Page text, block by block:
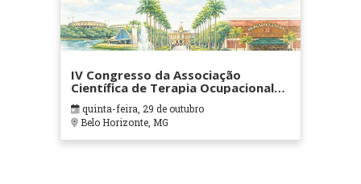
IV Congresso da Associação
Científica de Terapia Ocupacional
em Contextos Hospitalares e
Cuidados Paliativos - ATOHOSP
quinta-feira, 29 de outubro
Belo Horizonte, MG